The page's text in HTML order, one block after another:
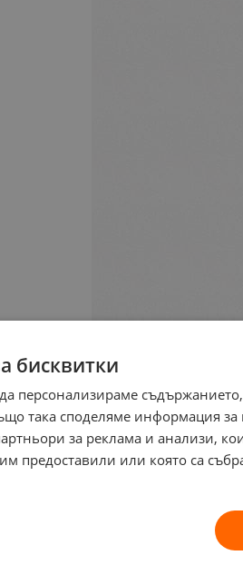
бисквитки
персонализираме
така споделяме информация за
за реклама и анализи,
предоставили или която са